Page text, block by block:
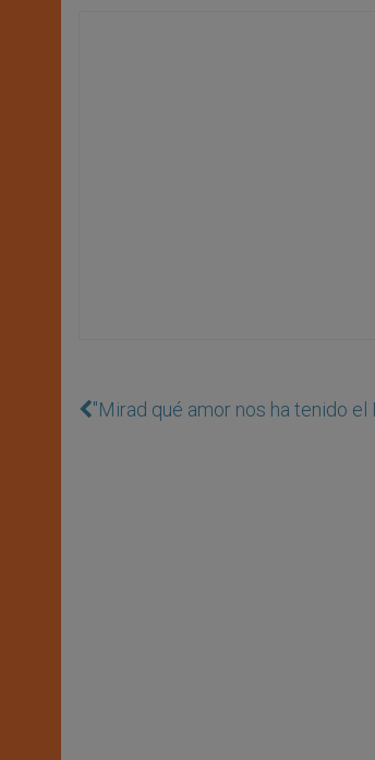
"Mirad qué amor nos ha tenido